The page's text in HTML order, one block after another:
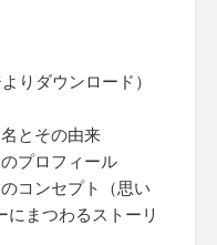
りダウンロード）
とその由来
プロフィール
コンセプト（思い
まつわるストーリ